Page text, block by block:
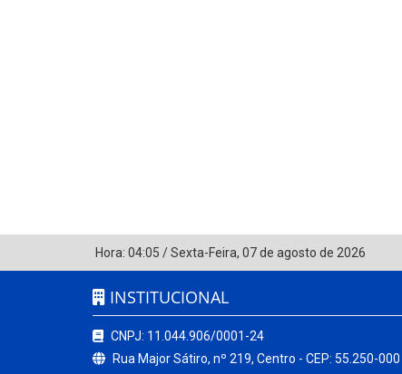
Hora: 04:05 /Sexta-Feira, 07 de agosto de 2026
INSTITUCIONAL
CNPJ: 11.044.906/0001-24
Rua Major Sátiro, nº 219, Centro - CEP: 55.250-000